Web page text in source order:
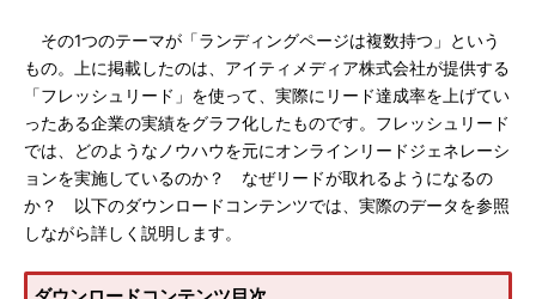
その1つのテーマが「ランディングページは複数持つ」という
もの。上に掲載したのは、アイティメディア株式会社が提供する
「フレッシュリード」を使って、実際にリード達成率を上げてい
ったある企業の実績をグラフ化したものです。フレッシュリード
では、どのようなノウハウを元にオンラインリードジェネレーシ
ョンを実施しているのか？ なぜリードが取れるようになるの
か？ 以下のダウンロードコンテンツでは、実際のデータを参照
しながら詳しく説明します。